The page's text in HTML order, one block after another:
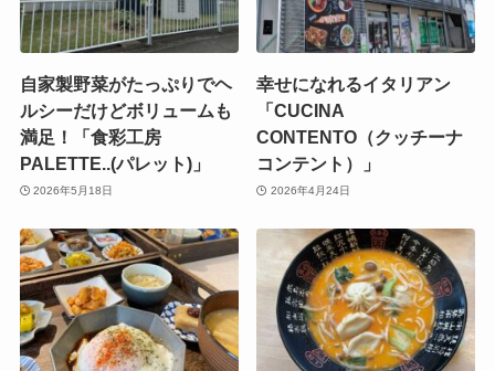
自家製野菜がたっぷりでヘ
ルシーだけどボリュームも
満足！「食彩工房
PALETTE..(パレット)」
2026年5月18日
幸せになれるイタリアン
「CUCINA
CONTENTO（クッチーナ
コンテント）」
2026年4月24日